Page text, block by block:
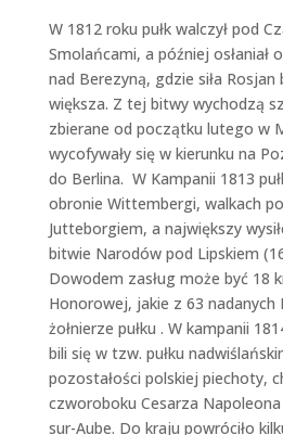
W 1812 roku pułk walczył pod
Smolańcami, a później osłaniał
nad Berezyną, gdzie siła Rosjan
większa. Z tej bitwy wychodzą
zbierane od początku lutego w
wycofywały się w kierunku na
do Berlina. W Kampanii 1813
obronie Wittembergi, walkach
Jutteborgiem, a największy
bitwie Narodów pod Lipskiem
Dowodem zasług może być 18
Honorowej, jakie z 63
żołnierze pułku . W kampanii
bili się w tzw. pułku
pozostałości polskiej piechoty,
czworoboku Cesarza
sur-Aube. Do kraju powróciło